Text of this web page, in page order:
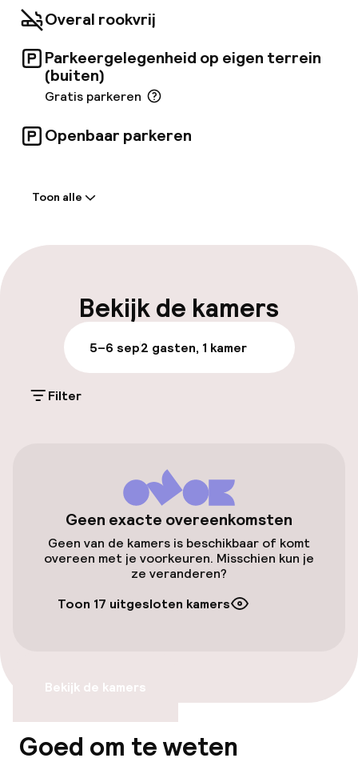
Overal rookvrij
Parkeergelegenheid op eigen terrein
(buiten)
Gratis parkeren
Openbaar parkeren
Meertalige medewerkers
Parkeren & mobiliteit
Parkeergelegenheid op eigen terrein
(buiten)
Gratis parkeren
Fietsenstalling
Toegankelijkheid
Zwemmen & wellness
Stoombad
Spa behandelingen
Toon alle
Bekijk de kamers
5–6 sep2 gasten, 1 kamer
Filter
Geen exacte overeenkomsten
Geen van de kamers is beschikbaar of komt
overeen met je voorkeuren. Misschien kun je
ze veranderen?
Toon 17 uitgesloten kamers
Bekijk de kamers
Goed om te weten